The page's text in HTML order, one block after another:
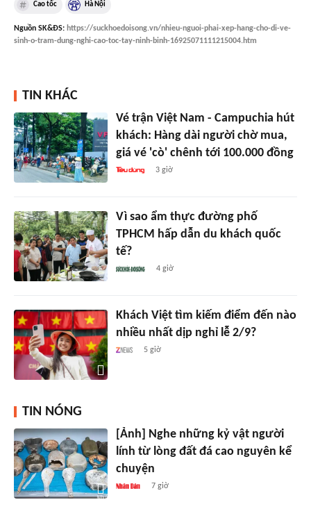
Cao tốc Hà Nội
Nguồn SK&ĐS: https://suckhoedoisong.vn/nhieu-nguoi-phai-xep-hang-cho-di-ve-
sinh-o-tram-dung-nghi-cao-toc-tay-ninh-binh-16925071111215004.htm
TIN KHÁC
Vé trận Việt Nam - Campuchia hút
khách: Hàng dài người chờ mua,
giá vé 'cò' chênh tới 100.000 đồng
3 giờ
Vì sao ẩm thực đường phố
TPHCM hấp dẫn du khách quốc
tế?
4 giờ
Khách Việt tìm kiếm điểm đến nào
nhiều nhất dịp nghỉ lễ 2/9?
5 giờ
TIN NÓNG
[Ảnh] Nghe những kỷ vật người
lính từ lòng đất đá cao nguyên kể
chuyện
7 giờ